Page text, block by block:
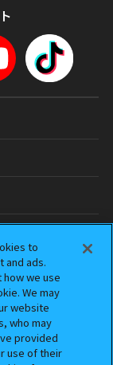
to
and ads.
we use
We may
website
who may
provided
use of their